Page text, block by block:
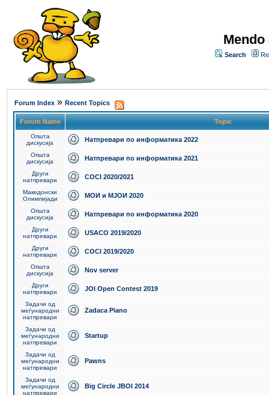
Search
Forum Index » Recent Topics
Forum Name Topic
Општа
дискусија
Натпревари по информатика 2022
Општа
дискусија
Натпревари по информатика 2021
Други
натпревари
COCI 2020/2021
Македонски
Олимпијади
МОИ и МЈОИ 2020
Општа
дискусија
Натпревари по информатика 2020
Други
натпревари
USACO 2019/2020
Други
натпревари
COCI 2019/2020
Општа
дискусија
Nov server
Други
натпревари
JOI Open Contest 2019
Задачи од
меѓународни
натпревари
Zadaca Piano
Задачи од
меѓународни
натпревари
Startup
Задачи од
меѓународни
натпревари
Pawns
Задачи од
меѓународни
натпревари
Big Circle JBOI 2014